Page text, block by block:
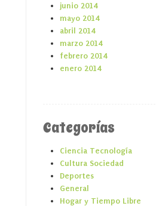
junio 2014
mayo 2014
abril 2014
marzo 2014
febrero 2014
enero 2014
Categorías
Ciencia Tecnología
Cultura Sociedad
Deportes
General
Hogar y Tiempo Libre